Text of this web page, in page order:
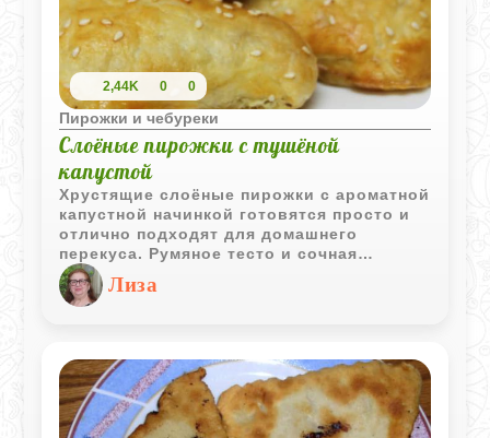
2,44K 0 0
Пирожки и чебуреки
Слоёные пирожки с тушёной
капустой
Хрустящие слоёные пирожки с ароматной
капустной начинкой готовятся просто и
отлично подходят для домашнего
перекуса. Румяное тесто и сочная
овощная начинка делают их особенно
аппетитными.
Лиза